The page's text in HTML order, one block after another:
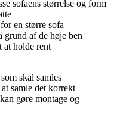
sofaens størrelse og form
en større sofa
grund af de høje ben
holde rent
skal samles
samle det korrekt
gøre montage og